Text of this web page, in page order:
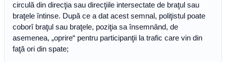
circulă din direcţia sau direcţiile intersectate de braţul sau
braţele întinse. După ce a dat acest semnal, poliţistul poate
coborî braţul sau braţele, poziţia sa însemnând, de
asemenea, „oprire“ pentru participanţii la trafic care vin din
faţă ori din spate;